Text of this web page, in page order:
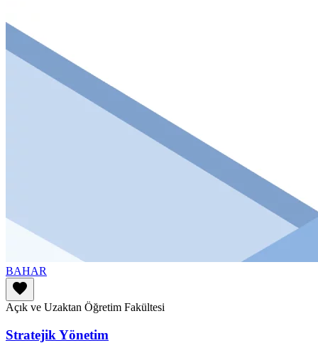
BAHAR
favorite
Açık ve Uzaktan Öğretim Fakültesi
Stratejik Yönetim